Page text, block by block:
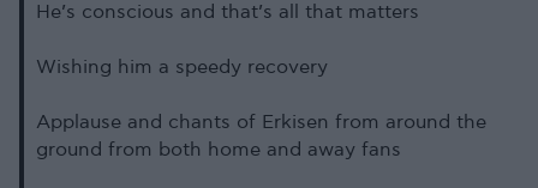
He’s conscious and that’s all that matters
Wishing him a speedy recovery
Applause and chants of Erkisen from around the
ground from both home and away fans